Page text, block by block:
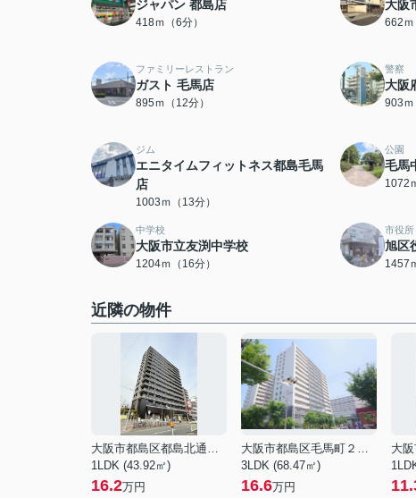
ジャパン 都島店
418ｍ（6分）
大阪
662ｍ
ファミリーレストラン
ガスト 毛馬店
895ｍ（12分）
警察
大阪
903ｍ
ジム
エニタイムフィットネス都島毛馬
店
1003ｍ（13分）
公園
毛馬
1072
中学校
大阪市立友渕中学校
1204ｍ（16分）
市役
旭区
1457
近隣の物件
大阪市都島区都島北通１丁目
1LDK (43.92㎡)
16.2万円
大阪市都島区毛馬町２丁目
3LDK (68.47㎡)
16.6万円